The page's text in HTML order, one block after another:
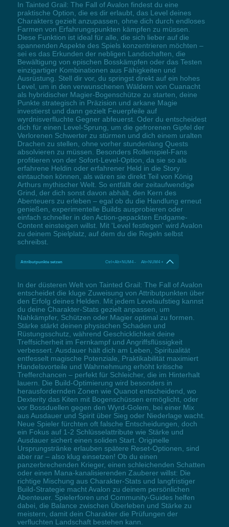
In Tainted Grail: The Fall of Avalon findest du eine
praktische Option, die es dir erlaubt, das Level deines
Charakters gezielt anzupassen, ohne dich durch endloses
Farmen von Erfahrungspunkten kämpfen zu müssen.
Diese Funktion ist ideal für alle, die sich lieber auf die
spannenden Aspekte des Spiels konzentrieren möchten –
sei es das Erkunden der nebligen Landschaften, die
Bewältigung von epischen Bosskämpfen oder das Testen
einzigartiger Kombinationen aus Fähigkeiten und
Ausrüstung. Stell dir vor, du springst direkt auf ein hohes
Level, um in den verwunschenen Wäldern von Cuanacht
als hybridischer Magier-Bogenschütze zu starten, deine
Punkte strategisch in Präzision und arkane Magie
investierst und dann gezielt Feuerpfeile auf
wyrdnisverfluchte Gegner abfeuerst. Oder du entscheidest
dich für einen Level-Sprung, um die gefrorenen Gipfel der
Verlorenen Schwerter zu stürmen und dich einem uralten
Drachen zu stellen, ohne vorher stundenlang Quests
absolvieren zu müssen. Besonders Rollenspiel-Fans
profitieren von der Sofort-Level-Option, da sie so als
erfahrene Heldin oder erfahrener Held in die Story
eintauchen können, als wären sie direkt Teil von König
Arthurs mythischer Welt. So entfällt der zeitaufwendige
Grind, der dich sonst davon abhält, den Kern des
Abenteuers zu erleben – egal ob du die Handlung erneut
genießen, experimentelle Builds ausprobieren oder
einfach schneller in den Action-gepackten Endgame-
Content einsteigen willst. Mit 'Level festlegen' wird Avalon
zu deinem Spielplatz, auf dem du die Regeln selbst
schreibst.
Attributpunkte setzen Ctrl+Alt+NUM4 - Alt+NUM4 +
In der düsteren Welt von Tainted Grail: The Fall of Avalon
entscheidet die kluge Zuweisung von Attributpunkten über
den Erfolg deines Helden. Mit jedem Levelaufstieg kannst
du deine Charakter-Stats gezielt anpassen, um
Nahkämpfer, Schützen oder Magier optimal zu formen.
Stärke stärkt deinen physischen Schaden und
Rüstungsschutz, während Geschicklichkeit deine
Treffsicherheit im Fernkampf und Angriffsflüssigkeit
verbessert. Ausdauer hält dich am Leben, Spiritualität
entfesselt magische Potenziale, Praktikabilität maximiert
Handelsvorteile und Wahrnehmung erhöht kritische
Trefferchancen – perfekt für Schleicher, die im Hinterhalt
lauern. Die Build-Optimierung wird besonders in
herausfordernden Zonen wie Quanot entscheidend, wo
Dexterity das Kiten mit Bogenschüssen ermöglicht, oder
vor Bossduellen gegen den Wyrd-Golem, bei einer Mix
aus Ausdauer und Spirit über Sieg oder Niederlage wacht.
Neue Spieler fürchten oft falsche Entscheidungen, doch
ein Fokus auf 1-2 Schlüsselattribute wie Stärke und
Ausdauer sichert einen soliden Start. Originelle
Ursprungstränke erlauben spätere Reset-Optionen, sind
aber rar – also klug einsetzen! Ob du einen
panzerbrechenden Krieger, einen schleichenden Schatten
oder einen Mana-kanalisierenden Zauberer willst: Die
richtige Mischung aus Charakter-Stats und langfristiger
Build-Strategie macht Avalon zu deinem persönlichen
Abenteuer. Spielerforen und Community-Guides helfen
dabei, die Balance zwischen Überleben und Stärke zu
meistern, damit dein Charakter die Prüfungen der
verfluchten Landschaft bestehen kann.